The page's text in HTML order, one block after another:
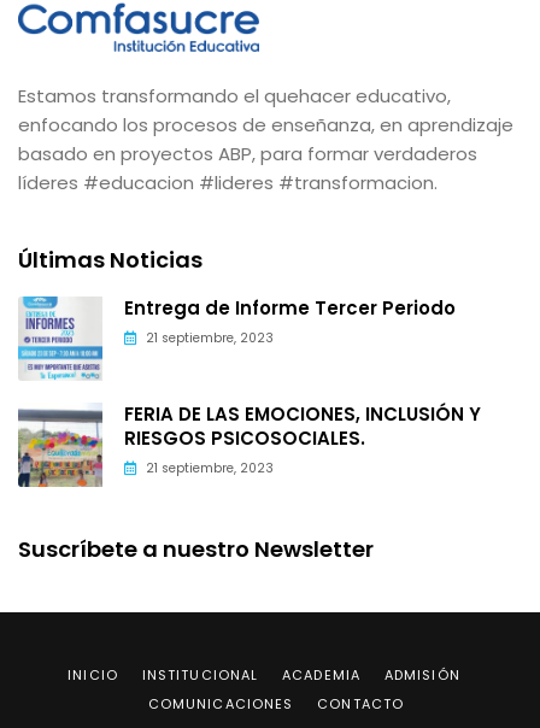
Estamos transformando el quehacer educativo,
enfocando los procesos de enseñanza, en aprendizaje
basado en proyectos ABP, para formar verdaderos
líderes #educacion #lideres #transformacion.
Últimas Noticias
Entrega de Informe Tercer Periodo
21 septiembre, 2023
FERIA DE LAS EMOCIONES, INCLUSIÓN Y
RIESGOS PSICOSOCIALES.
21 septiembre, 2023
Suscríbete a nuestro Newsletter
INICIO INSTITUCIONAL ACADEMIA
ADMISIÓN
COMUNICACIONES
CONTACTO